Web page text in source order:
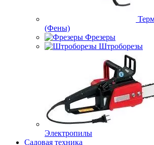
(Фены)
Фрезеры
Штроборезы
Электропилы
Садовая техника